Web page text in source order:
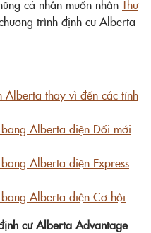
cá nhân muốn nhận Thư
trình định cư Alberta
Alberta thay vì đến các tỉnh
Alberta diện Đổi mới
Alberta diện Express
Alberta diện Cơ hội
cư Alberta Advantage